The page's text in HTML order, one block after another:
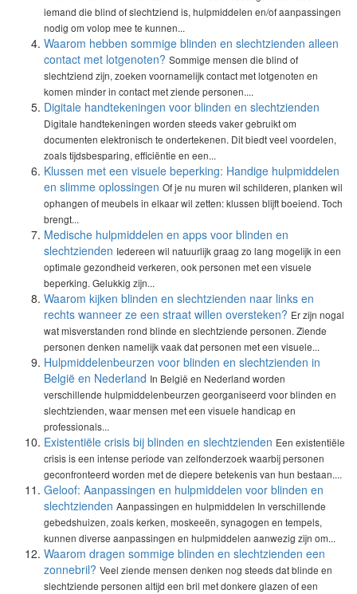
iemand die blind of slechtziend is, hulpmiddelen en/of aanpassingen
nodig om volop mee te kunnen...
Waarom hebben sommige blinden en slechtzienden alleen
contact met lotgenoten? Sommige mensen die blind of
slechtziend zijn, zoeken voornamelijk contact met lotgenoten en
komen minder in contact met ziende personen....
Digitale handtekeningen voor blinden en slechtzienden
Digitale handtekeningen worden steeds vaker gebruikt om
documenten elektronisch te ondertekenen. Dit biedt veel voordelen,
zoals tijdsbesparing, efficiëntie en een...
Klussen met een visuele beperking: Handige hulpmiddelen
en slimme oplossingen Of je nu muren wil schilderen, planken wil
ophangen of meubels in elkaar wil zetten: klussen blijft boeiend. Toch
brengt...
Medische hulpmiddelen en apps voor blinden en
slechtzienden Iedereen wil natuurlijk graag zo lang mogelijk in een
optimale gezondheid verkeren, ook personen met een visuele
beperking. Gelukkig zijn...
Waarom kijken blinden en slechtzienden naar links en
rechts wanneer ze een straat willen oversteken? Er zijn nogal
wat misverstanden rond blinde en slechtziende personen. Ziende
personen denken namelijk vaak dat personen met een visuele...
Hulpmiddelenbeurzen voor blinden en slechtzienden in
België en Nederland In België en Nederland worden
verschillende hulpmiddelenbeurzen georganiseerd voor blinden en
slechtzienden, waar mensen met een visuele handicap en
professionals...
Existentiële crisis bij blinden en slechtzienden Een existentiële
crisis is een intense periode van zelfonderzoek waarbij personen
geconfronteerd worden met de diepere betekenis van hun bestaan....
Geloof: Aanpassingen en hulpmiddelen voor blinden en
slechtzienden Aanpassingen en hulpmiddelen In verschillende
gebedshuizen, zoals kerken, moskeeën, synagogen en tempels,
kunnen diverse aanpassingen en hulpmiddelen aanwezig zijn om...
Waarom dragen sommige blinden en slechtzienden een
zonnebril? Veel ziende mensen denken nog steeds dat blinde en
slechtziende personen altijd een bril met donkere glazen of een